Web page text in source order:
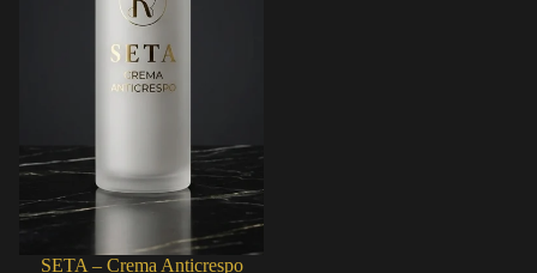
Esaurito
SETA – Crema Anticrespo